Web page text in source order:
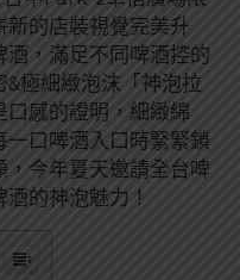
新的店裝視覺完美升
，滿足不同啤酒控的
極細緻泡沫「神泡拉
感的證明，細緻綿
口啤酒入口時緊緊鎖
今年夏天邀請全台啤
的神泡魅力！